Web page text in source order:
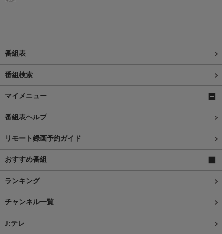
番組表
番組検索
マイメニュー
番組表ヘルプ
リモート録画予約ガイド
おすすめ番組
ランキング
チャンネル一覧
J:テレ